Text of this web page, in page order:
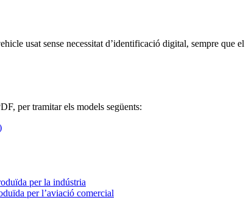
usat sense necessitat d’identificació digital, sempre que
per tramitar els models següents:
per la indústria
per l’aviació comercial